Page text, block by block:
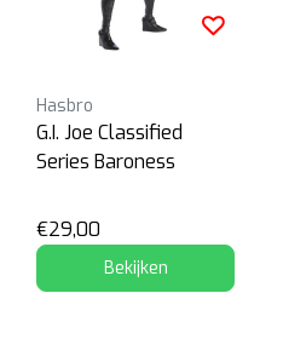
Hasbro
G.I. Joe Classified
Series Baroness
€29,00
Bekijken